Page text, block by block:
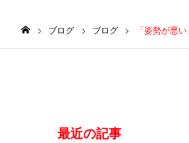
ブログ ブログ 「姿勢が悪
最近の記事